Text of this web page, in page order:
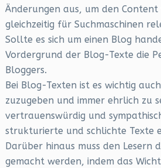
Änderungen aus, um den
gleichzeitig für Suchmaschinen
Sollte es sich um einen Blog
Vordergrund der Blog-Texte die
Bloggers.
Bei Blog-Texten ist es wichtig
zuzugeben und immer ehrlich zu
vertrauenswürdig und
strukturierte und schlichte Texte
Darüber hinaus muss den Lesern
gemacht werden, indem das